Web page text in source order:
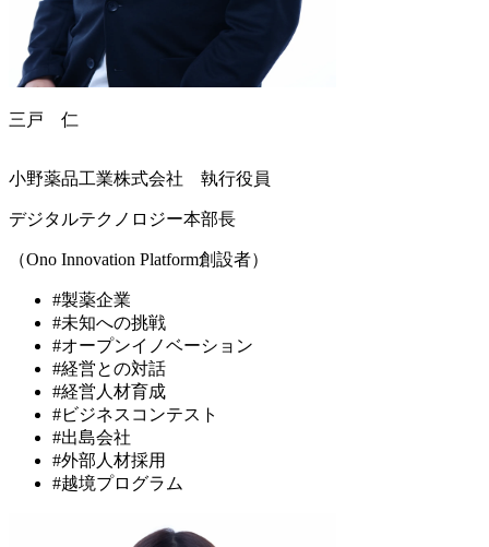
三戸 仁
小野薬品工業株式会社 執行役員
デジタルテクノロジー本部長
（Ono Innovation Platform創設者）
#製薬企業
#未知への挑戦
#オープンイノベーション
#経営との対話
#経営人材育成
#ビジネスコンテスト
#出島会社
#外部人材採用
#越境プログラム